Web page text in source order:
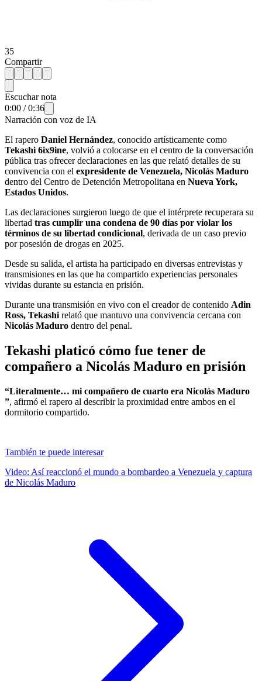
35
Compartir
Escuchar nota
0:00 /0:36
Narración con voz de IA
El rapero Daniel Hernández, conocido artísticamente como
Tekashi 6ix9ine, volvió a colocarse en el centro de la conversación
pública tras ofrecer declaraciones en las que relató detalles de su
convivencia con el expresidente de Venezuela, Nicolás Maduro
dentro del Centro de Detención Metropolitana en Nueva York,
Estados Unidos.
Las declaraciones surgieron luego de que el intérprete recuperara su
libertad tras cumplir una condena de 90 días por violar los
términos de su libertad condicional, derivada de un caso previo
por posesión de drogas en 2025.
Desde su salida, el artista ha participado en diversas entrevistas y
transmisiones en las que ha compartido experiencias personales
vividas durante su estancia en prisión.
Durante una transmisión en vivo con el creador de contenido Adin
Ross, Tekashi relató que mantuvo una convivencia cercana con
Nicolás Maduro dentro del penal.
Tekashi platicó cómo fue tener de
compañero a Nicolás Maduro en prisión
“Literalmente… mi compañero de cuarto era Nicolás Maduro
”, afirmó el rapero al describir la proximidad entre ambos en el
dormitorio compartido.
También te puede interesar
Video: Así reaccionó el mundo a bombardeo a Venezuela y captura
de Nicolás Maduro